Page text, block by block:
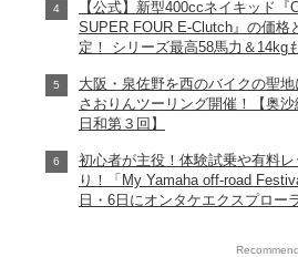
【公式】新型400ccネイキッド『
SUPER FOUR E-Clutch』の価格
定！ シリーズ最高58馬力＆14kg
【Honda2026新車ニュース】
大阪・泉佐野を西のバイクの聖
さおりんツーリング開催！【奥沙
日和第３回】
初心者が主役！体験試乗や有料レ
り！「My Yamaha off-road
日・6日にオンタケエクスプロー